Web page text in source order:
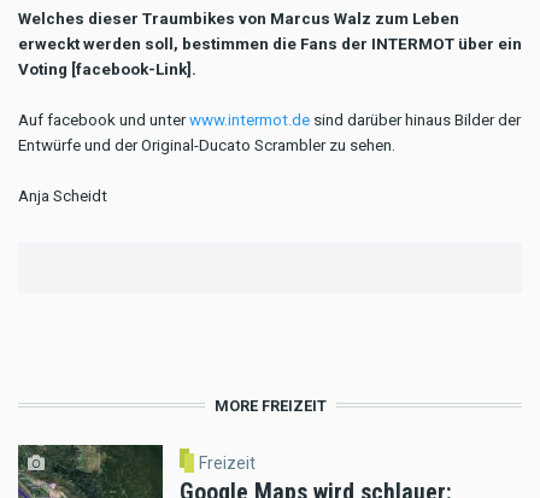
Welches dieser Traumbikes von Marcus Walz zum Leben
erweckt werden soll, bestimmen die Fans der INTERMOT über ein
Voting [facebook-Link].
Auf facebook und unterwww.intermot.de sind darüber hinaus Bilder der
Entwürfe und der Original-Ducato Scrambler zu sehen.
Anja Scheidt
MORE FREIZEIT
Freizeit
Google Maps wird schlauer: